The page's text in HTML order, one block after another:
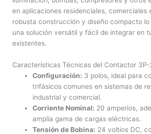
en aplicaciones residenciales, comerciales
robusta construcción y diseño compacto
una solución versátil y fácil de integrar en
existentes.
Características Técnicas del Contactor
Configuración: 3 polos, ideal para
trifásicos comunes en sistemas de
industrial y comercial.
Corriente Nominal: 20 amperios,
amplia gama de cargas eléctricas.
Tensión de Bobina: 24 voltios DC,